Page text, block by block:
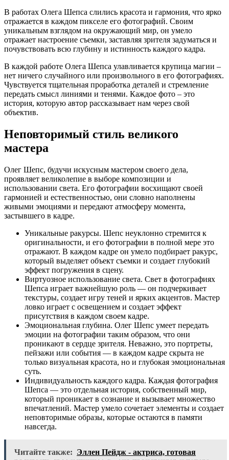
В работах Олега Шепса слились красота и гармония, что ярко
отражается в каждом пикселе его фотографий. Своим
уникальным взглядом на окружающий мир, он умело
отражает настроение съемки, заставляя зрителя задуматься и
почувствовать всю глубину и истинность каждого кадра.
В каждой работе Олега Шепса улавливается крупица магии –
нет ничего случайного или произвольного в его фотографиях.
Чувствуется тщательная проработка деталей и стремление
передать смысл линиями и тенями. Каждое фото – это
история, которую автор рассказывает нам через свой
объектив.
Неповторимый стиль великого
мастера
Олег Шепс, будучи искусным мастером своего дела,
проявляет великолепие в выборе композиции и
использовании света. Его фотографии восхищают своей
гармонией и естественностью, они словно наполнены
живыми эмоциями и передают атмосферу момента,
застывшего в кадре.
Уникальные ракурсы. Шепс неуклонно стремится к
оригинальности, и его фотографии в полной мере это
отражают. В каждом кадре он умело подбирает ракурс,
который выделяет объект съемки и создает глубокий
эффект погружения в сцену.
Виртуозное использование света. Свет в фотографиях
Шепса играет важнейшую роль — он подчеркивает
текстуры, создает игру теней и ярких акцентов. Мастер
ловко играет с освещением и создает эффект
присутствия в каждом своем кадре.
Эмоциональная глубина. Олег Шепс умеет передать
эмоции на фотографии таким образом, что они
проникают в сердце зрителя. Неважно, это портреты,
пейзажи или события — в каждом кадре скрыта не
только визуальная красота, но и глубокая эмоциональная
суть.
Индивидуальность каждого кадра. Каждая фотография
Шепса — это отдельная история, собственный мир,
который проникает в сознание и вызывает множество
впечатлений. Мастер умело сочетает элементы и создает
неповторимые образы, которые остаются в памяти
навсегда.
Читайте также: Эллен Пейдж - актриса, готовая